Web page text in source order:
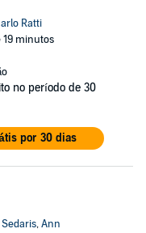
Ratti
19 minutos
no período de 30
por 30 dias
Sedaris,Ann